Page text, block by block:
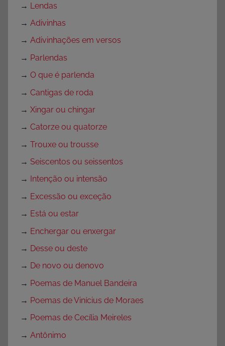
→ Lendas
→ Adivinhas
→ Adivinhações em versos
→ Parlendas
→ O que é parlenda
→ Cantigas de roda
→ Xingar ou chingar
→ Catorze ou quatorze
→ Trouxe ou trousse
→ Seiscentos ou seissentos
→
Intenção ou intensão
→ Excessão ou exceção
→ Está ou estar
→ Enchergar ou enxergar
→ Desse ou deste
→ De novo ou denovo
→ Poemas de Manuel Bandeira
→ Poemas de Vinícius de Moraes
→ Poemas de Cecília Meireles
→ Antônimo